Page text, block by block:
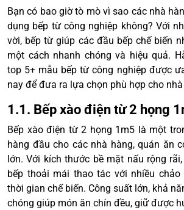
Bạn có bao giờ tò mò vì sao các nhà
dụng bếp từ công nghiệp không? Với
vời, bếp từ giúp các đầu bếp chế biến
một cách nhanh chóng và hiệu quả.
top 5+ mẫu bếp từ công nghiệp được
nay để đưa ra lựa chọn phù hợp cho
1.1. Bếp xào điện từ 2 họng
Bếp xào điện từ 2 họng 1m5 là một
hàng đầu cho các nhà hàng, quán ăn
lớn. Với kích thước bề mặt nấu rộng
bếp thoải mái thao tác với nhiều chảo
thời gian chế biến. Công suất lớn, khả
chóng giúp món ăn chín đều, giữ được